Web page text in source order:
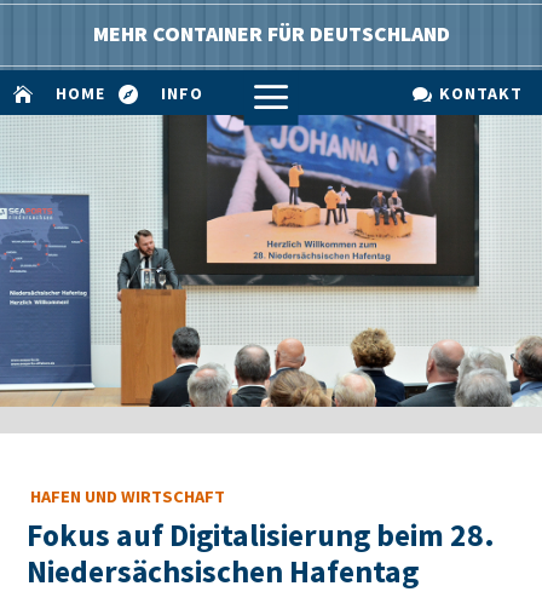
MEHR CONTAINER FÜR DEUTSCHLAND
 HOME  INFO a  KONTAKT
HAFEN UND WIRTSCHAFT
Fokus auf Digitalisierung beim 28.
Niedersächsischen Hafentag